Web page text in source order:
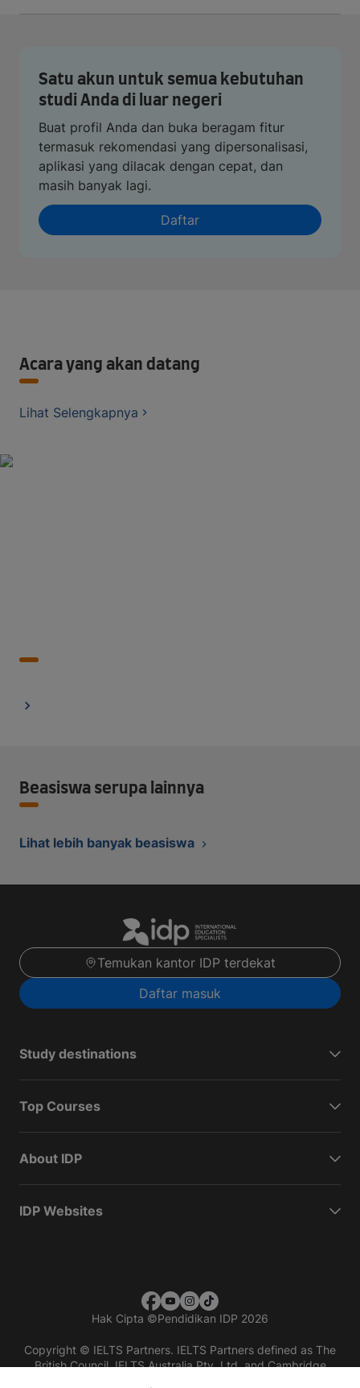
Satu akun untuk semua kebutuhan
studi Anda di luar negeri
Buat profil Anda dan buka beragam fitur
termasuk rekomendasi yang dipersonalisasi,
aplikasi yang dilacak dengan cepat, dan
masih banyak lagi.
Daftar
Acara yang akan datang
Lihat Selengkapnya
Beasiswa serupa lainnya
Lihat lebih banyak beasiswa
Temukan kantor IDP terdekat
Daftar masuk
Study destinations
Top Courses
About IDP
IDP Websites
Hak Cipta ©Pendidikan IDP 2026
Copyright © IELTS Partners. IELTS Partners defined as The
British Council, IELTS Australia Pty. Ltd. and Cambridge